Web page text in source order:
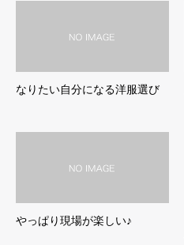
なりたい自分になる洋服選び
やっぱり現場が楽しい♪